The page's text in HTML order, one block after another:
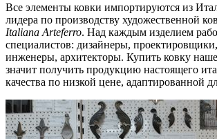
Все элементы ковки импортируются из
лидера по производству художественной
Italiana Arteferro. Над каждым изделием
специалистов: дизайнеры,
инженеры, архитекторы. Купить ковку
значит получить продукцию настоящего
качества по низкой цене, адаптированной